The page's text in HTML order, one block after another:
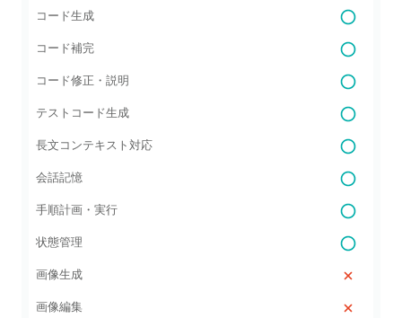
コード生成
コード補完
コード修正・説明
テストコード生成
長文コンテキスト対応
会話記憶
手順計画・実行
状態管理
画像生成
画像編集